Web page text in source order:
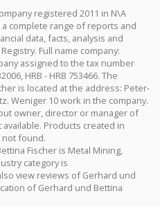
registered 2011 in N\A
complete range of reports and
data, facts, analysis and
Full name company:
assigned to the tax number
HRB - HRB 753466. The
is located at the address: Peter-
Weniger 10 work in the company.
owner, director or manager of
Products created in
not found.
Fischer is Metal Mining,
category is
view reviews of Gerhard und
of Gerhard und Bettina